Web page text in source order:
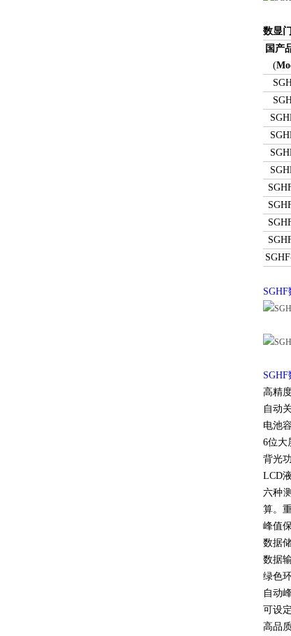
数显
国产
(
高精
自动
电池
6位大
背光
LCD
六种
算。
峰值
数据
数据
绿色
自动
可设
高品